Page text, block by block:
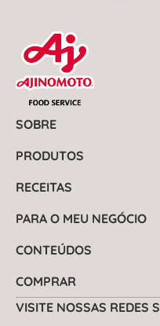
SOBRE
PRODUTOS
RECEITAS
PARA O MEU NEGÓCIO
CONTEÚDOS
COMPRAR
VISITE NOSSAS REDES